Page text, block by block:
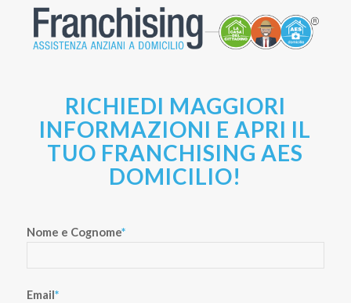
RICHIEDI MAGGIORI
INFORMAZIONI E APRI IL
TUO FRANCHISING AES
DOMICILIO!
Nome e Cognome*
Email*